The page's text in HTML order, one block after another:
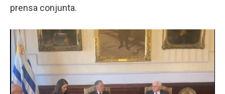
prensa conjunta.